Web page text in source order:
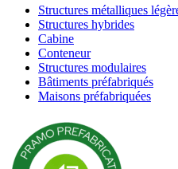
Structures métalliques
Structures hybrides
Cabine
Conteneur
Structures modulaires
Bâtiments préfabriqués
Maisons préfabriquées